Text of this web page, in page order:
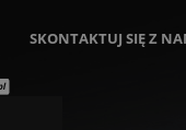
SKONTAKTUJ SIĘ Z